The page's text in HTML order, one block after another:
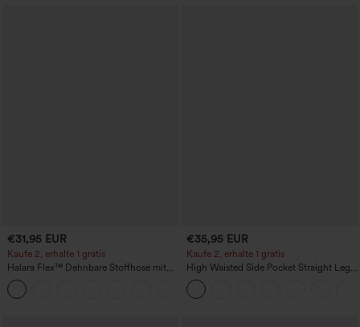
€31,95 EUR
Kaufe 2, erhalte 1 gratis
Halara Flex™ Dehnbare Stoffhose mit
hohem Bund und Seitentasche hinten
€35,95 EUR
Kaufe 2, erhalte 1 gratis
High Waisted Side Pocket Straight Leg
Work Pants